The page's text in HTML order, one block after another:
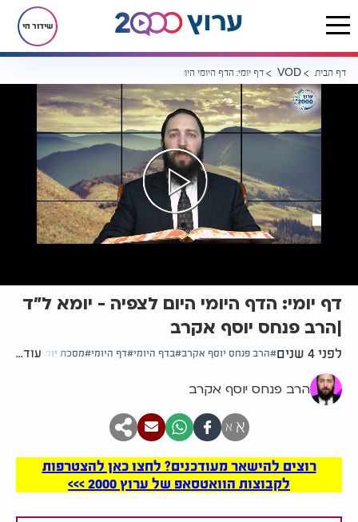
שידור חי
דף הבית VOD דף יומי: הדף היומי היום לצפיה - יומא ל"ד |הרב פנחס יוסף אקרב
דף יומי: הדף היומי היום לצפיה - יומא ל"ד
|הרב פנחס יוסף אקרב
לפני 4 שנים הרב פנחס יוסף אקרב בדף היומי דף היומי מסכת יומא דף ל"ד
עוד...
הרב פנחס יוסף אקרב
א א
רוצים להישאר מעודכנים? לחצו כאן להצטרפות
לקבוצות הוואטסאפ של ערוץ 2000 >>>